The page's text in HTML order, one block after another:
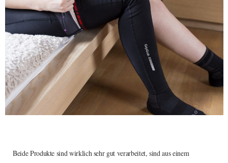
Beide Produkte sind wirklich sehr gut verarbeitet, sind aus einem